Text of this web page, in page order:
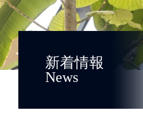
新着情報
News